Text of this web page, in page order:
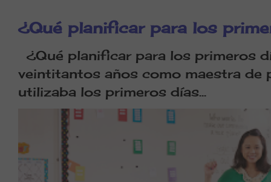
¿Qué planificar para los
¿Qué planificar para los primeros
veintitantos años como maestra de
utilizaba los primeros días...